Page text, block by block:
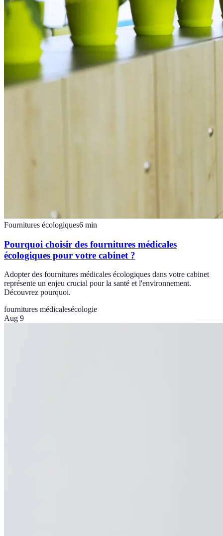
Fournitures écologiques6 min
Pourquoi choisir des fournitures médicales
écologiques pour votre cabinet ?
Adopter des fournitures médicales écologiques dans votre cabinet
représente un enjeu crucial pour la santé et l'environnement.
Découvrez pourquoi.
fournitures médicalesécologie
Aug 9